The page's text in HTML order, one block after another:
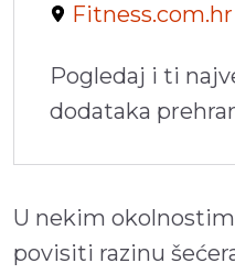
Pogledaj i ti
dodataka
U nekim
povisiti razinu